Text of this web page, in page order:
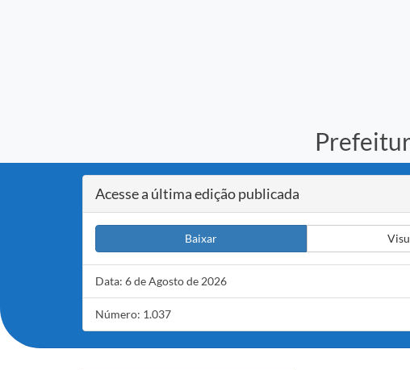
Acesse a última edição publicada
Baixar
Data: 6 de Agosto de 2026
Número: 1.037